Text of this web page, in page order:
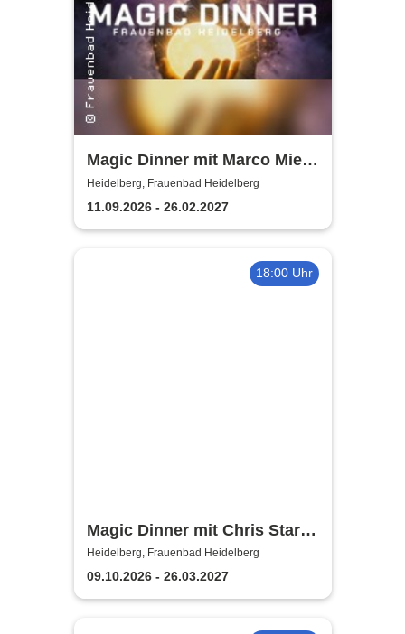
Magic Dinner mit Marco Miele
| Frauenbad Heidelberg
Heidelberg, Frauenbad Heidelberg
11.09.2026 - 26.02.2027
18:00 Uhr
Magic Dinner mit Chris Stark |
Frauenbad Heidelberg
Heidelberg, Frauenbad Heidelberg
09.10.2026 - 26.03.2027